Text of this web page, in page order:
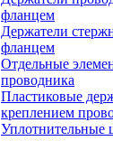
фланцем
Держатели
фланцем
Отдельные
проводника
Пластиковые
креплением
Уплотнительные